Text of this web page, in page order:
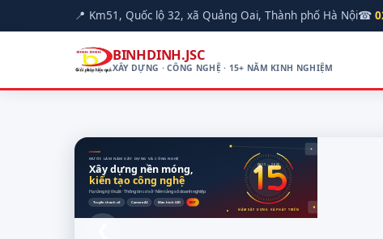
📍 Km51, Quốc lộ 32, xã Quảng Oai, Thành phố Hà Nội☎
BINHDINH.JSC
XÂY DỰNG · CÔNG NGHỆ · 15+ NĂM KINH NGHIỆM
2011 — 2026
NĂM XÂY DỰNG VÀ PHÁT TRIỂN
MƯỜI LĂM NĂM XÂY DỰNG VÀ CÔNG NGHỆ
Xây dựng nền móng,
kiến tạo công nghệ
Hạ tầng kỹ thuật · Thông tin cơ sở · Nền tảng số doanh nghiệp
Truyền thanh số Camera AI Màn hình LED ERP